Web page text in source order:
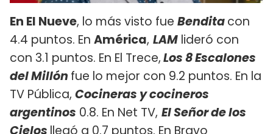
En El Nueve, lo más visto fue Benditacon
4.4 puntos. En América, LAM lideró con
con 3.1 puntos. En El Trece,Los 8 Escalones
del Millón fue lo mejor con 9.2 puntos. En la
TV Pública, Cocineras y cocineros
argentinos 0.8. En Net TV, El Señor de los
Cielos llegó a 0.7 puntos. En Bravo